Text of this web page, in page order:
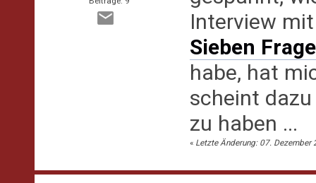
Interview
Sieben
habe, hat
scheint
zu haben ...
« Letzte Änderung: 07.